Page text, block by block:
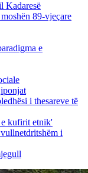
Kadaresë
89-vjeçare
e
i thesareve të
kufirit etnik'
i